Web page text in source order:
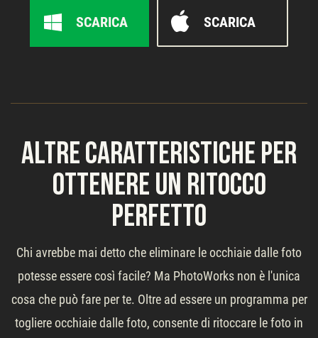
SCARICA SCARICA
Altre caratteristiche per
ottenere un ritocco
perfetto
Chi avrebbe mai detto che eliminare le occhiaie dalle foto
potesse essere così facile? Ma PhotoWorks non è l'unica
cosa che può fare per te. Oltre ad essere un programma per
togliere occhiaie dalle foto, consente di ritoccare le foto in